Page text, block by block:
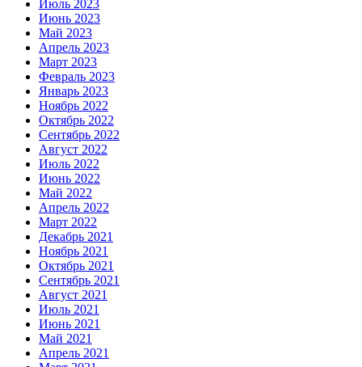
Июль 2023
Июнь 2023
Май 2023
Апрель 2023
Март 2023
Февраль 2023
Январь 2023
Ноябрь 2022
Октябрь 2022
Сентябрь 2022
Август 2022
Июль 2022
Июнь 2022
Май 2022
Апрель 2022
Март 2022
Декабрь 2021
Ноябрь 2021
Октябрь 2021
Сентябрь 2021
Август 2021
Июль 2021
Июнь 2021
Май 2021
Апрель 2021